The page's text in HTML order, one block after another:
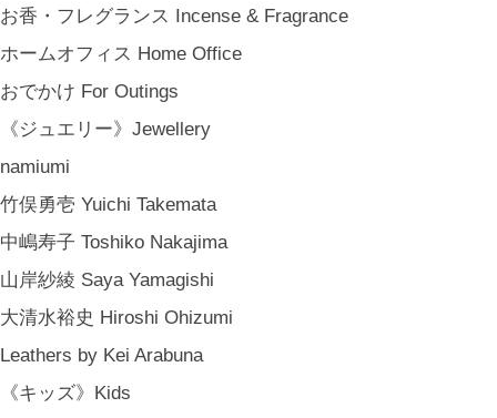
お香・フレグランス Incense & Fragrance
ホームオフィス Home Office
おでかけ For Outings
《ジュエリー》Jewellery
namiumi
竹俣勇壱 Yuichi Takemata
中嶋寿子 Toshiko Nakajima
山岸紗綾 Saya Yamagishi
大清水裕史 Hiroshi Ohizumi
Leathers by Kei Arabuna
《キッズ》Kids